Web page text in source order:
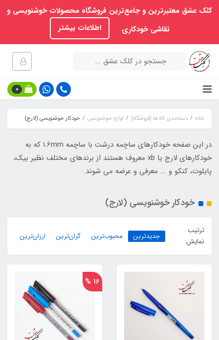
کلک عشق معتبرترین و جامع‌ترین فروشگاه محصولات خوشنویسی و
نقاشی خودکاری
اطلاعات بیشتر
0
خانه دسته‌بندی کالاها (فروشگاه) لوازم خوشنویسی خودکار خوشنویسی (لارج)
در این صفحه خودکارهای ساچمه درشت با ساچمه 1.6mm که به
خودکارهای لارج یا xb معروف هستند از برندهای مختلف نظیر بیک،
پایلوت، کنکو و ... معرفی و عرضه می شوند.
خودکار خوشنویسی (لارج)
ترتیب
نمایش:
جدیدترین محبوب‌ترین گران‌ترین ارزان‌ترین
16 %